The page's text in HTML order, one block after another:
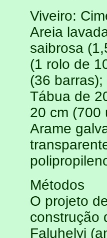
Viveiro:
Areia
saibrosa
(1 rolo de
(36
Tábua de
20 cm (700
Arame
Métodos
O projeto
construção
Faluhelyi